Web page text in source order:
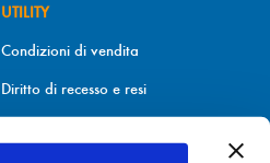
UTILITY
Condizioni di vendita
Diritto di recesso e resi